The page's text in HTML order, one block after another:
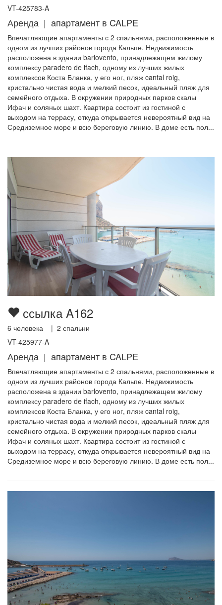
VT-425783-A
Аренда | апартамент в CALPE
Впечатляющие апартаменты с 2 спальнями, расположенные в
одном из лучших районов города Кальпе. Недвижимость
расположена в здании barlovento, принадлежащем жилому
комплексу paradero de ifach, одному из лучших жилых
комплексов Коста Бланка, у его ног, пляж cantal roig,
кристально чистая вода и мелкий песок, идеальный пляж для
семейного отдыха. В окружении природных парков скалы
Ифач и соляных шахт. Квартира состоит из гостиной с
выходом на террасу, откуда открывается невероятный вид на
Средиземное море и всю береговую линию. В доме есть пол...
ссылка A162
6 человека | 2 спальни
VT-425977-A
Аренда | апартамент в CALPE
Впечатляющие апартаменты с 2 спальнями, расположенные в
одном из лучших районов города Кальпе. Недвижимость
расположена в здании barlovento, принадлежащем жилому
комплексу paradero de ifach, одному из лучших жилых
комплексов Коста Бланка, у его ног, пляж cantal roig,
кристально чистая вода и мелкий песок, идеальный пляж для
семейного отдыха. В окружении природных парков скалы
Ифач и соляных шахт. Квартира состоит из гостиной с
выходом на террасу, откуда открывается невероятный вид на
Средиземное море и всю береговую линию. В доме есть пол...